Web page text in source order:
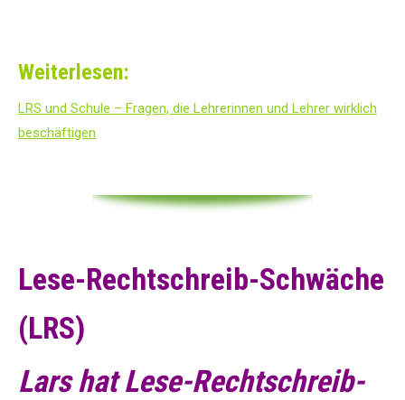
Weiterlesen:
LRS und Schule – Fragen, die Lehrerinnen und Lehrer wirklich
beschäftigen
Lese-Rechtschreib-Schwäche
(LRS)
Lars hat Lese-Rechtschreib-